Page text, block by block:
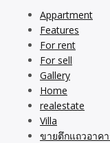
Appartment
Features
For rent
For sell
Gallery
Home
realestate
Villa
ขายตึกแถวอาค